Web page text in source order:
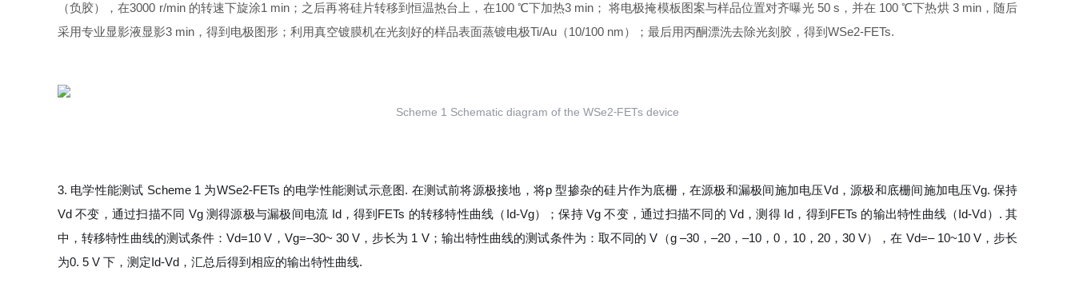
（负胶），在3000 r/min 的转速下旋涂1 min；之后再将硅片转移到恒温热台上，在100 ℃下加热3 min； 将电极掩模板图案与样品位置对齐曝光 50 s，并在 100 ℃下热烘 3 min，随后
采用专业显影液显影3 min，得到电极图形；利用真空镀膜机在光刻好的样品表面蒸镀电极Ti/Au（10/100 nm）；最后用丙酮漂洗去除光刻胶，得到WSe2-FETs.
Scheme 1 Schematic diagram of the WSe2⁃FETs device
3. 电学性能测试 Scheme 1 为WSe2-FETs 的电学性能测试示意图. 在测试前将源极接地，将p 型掺杂的硅片作为底栅，在源极和漏极间施加电压Vd，源极和底栅间施加电压Vg. 保持
Vd 不变，通过扫描不同 Vg 测得源极与漏极间电流 Id，得到FETs 的转移特性曲线（ Id-Vg）；保持Vg 不变，通过扫描不同的 Vd，测得 Id，得到FETs 的输出特性曲线（Id-Vd）. 其
中，转移特性曲线的测试条件：Vd=10 V， Vg=‒30~ 30 V，步长为 1 V；输出特性曲线的测试条件为：取不同的V （g ‒30，‒20，‒10，0，10，20，30 V），在 Vd=‒ 10~10 V，步长
为0. 5 V 下，测定Id-Vd，汇总后得到相应的输出特性曲线.